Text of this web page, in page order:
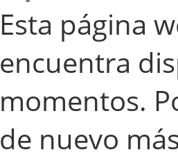
Esta página
encuentra
momentos.
de nuevo